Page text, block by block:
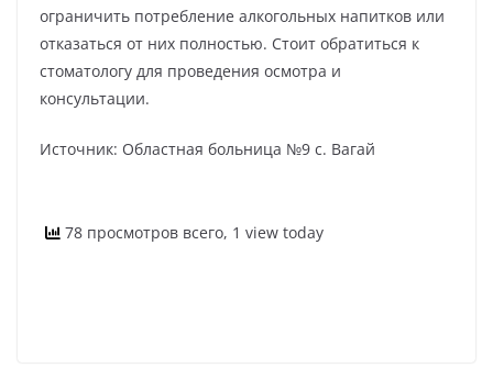
ограничить потребление алкогольных напитков или
отказаться от них полностью. Стоит обратиться к
стоматологу для проведения осмотра и
консультации.
Источник: Областная больница №9 с. Вагай
78 просмотров всего, 1 view today